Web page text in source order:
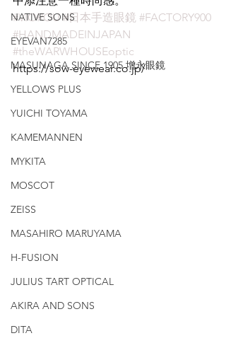
NATIVE SONS
EYEVAN7285
MASUNAGA SINCE 1905 增永眼鏡
YELLOWS PLUS
YUICHI TOYAMA
KAMEMANNEN
MYKITA
MOSCOT
ZEISS
MASAHIRO MARUYAMA
H-FUSION
JULIUS TART OPTICAL
AKIRA AND SONS
DITA
#VIOROU #日本手造眼鏡 #FACTORY900
#HANDMADEINJAPAN
#theWARWHOUSEoptic
https://sow-eyewear.co.jp/